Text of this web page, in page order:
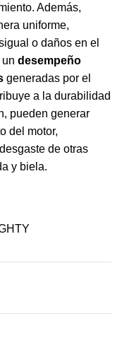
Además,
uniforme,
o daños en el
desempeño
generadas por el
a la durabilidad
pueden generar
del motor,
de otras
y biela.